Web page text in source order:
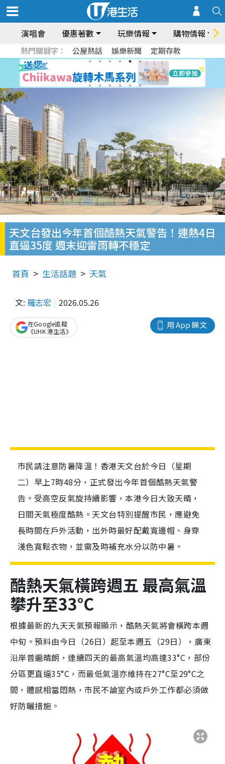
演唱會 優惠著數 玩樂情報 購物情報
熱門關鍵字： 公屋熱話 娛樂新聞 定期存款
天文台發出今年首個酷熱天氣警告！連熱4日
直逼35度 週末迎雷雨轉不穩定
首頁 生活話題 天氣
文: 羅志宏 2026.05.26
用 App 睇文
在Google追蹤
《UHK 港生活》
市民請注意防暑降溫！香港天文台於今日（星期
二）早上7時48分，正式發出今年首個酷熱天氣警
告。受高空反氣旋持續影響，本港今日大致天晴，
日間天氣極度酷熱。天文台特別提醒市民，應避免
長時間在戶外活動，出外時最好配戴寬邊帽、身穿
淺色寬鬆衣物，並需及時補充水分以防中暑。
酷熱天氣橫跨週五 最高氣溫
攀升至33°C
根據最新的九天天氣預報顯示，酷熱天氣將會橫跨本週
中旬。預料由今日（26日）起至本週五（29日），廣東
沿岸普遍晴朗，連續四天的最高氣溫均高達33°C，部份
分區更直逼35°C，而最低氣溫亦維持在27°C至29°C之
間，體感相當悶熱，市民不論室內或戶外工作都必須做
好防曬措施。